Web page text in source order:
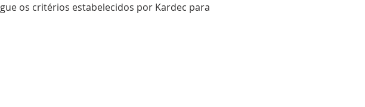
os critérios estabelecidos por Kardec para